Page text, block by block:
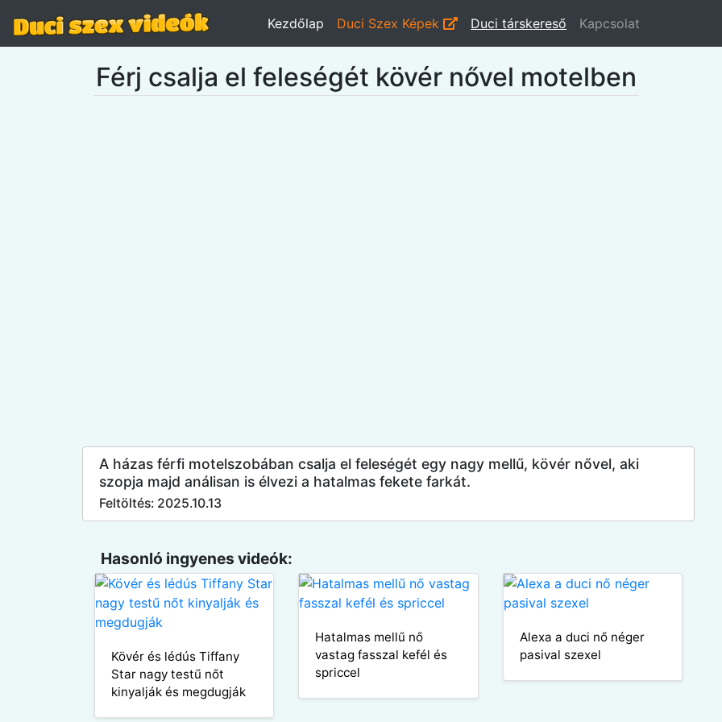
Kezdőlap Duci Szex Képek Duci társkereső Kapcsolat
Férj csalja el feleségét kövér nővel motelben
A házas férfi motelszobában csalja el feleségét egy nagy mellű, kövér nővel, aki
szopja majd análisan is élvezi a hatalmas fekete farkát.
Feltöltés: 2025.10.13
Hasonló ingyenes videók:
Kövér és lédús Tiffany
Star nagy testű nőt
kinyalják és megdugják
Hatalmas mellű nő
vastag fasszal kefél és
spriccel
Alexa a duci nő néger
pasival szexel